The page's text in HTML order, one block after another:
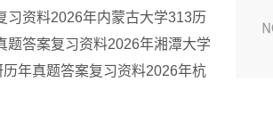
习资料2026年内蒙古大学313历
题答案复习资料2026年湘潭大学
年真题答案复习资料2026年杭